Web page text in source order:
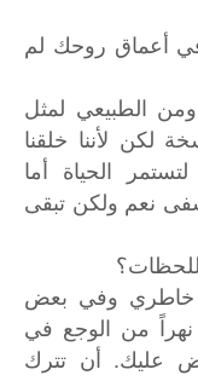
أعماق روحك لم
الطبيعي لمثل
لكن لأننا خلقنا
الحياة أما
نعم ولكن تبقى
خاطري وفي بعض
من الوجع في
عليك. أن تترك